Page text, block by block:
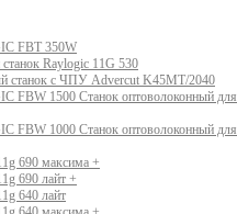
FBT 350W
Raylogic 11G 530
станок с ЧПУ Advercut K45MT/2040
FBW 1500 Станок оптоволоконный для
FBW 1000 Станок оптоволоконный для
690 максима +
690 лайт +
640 лайт